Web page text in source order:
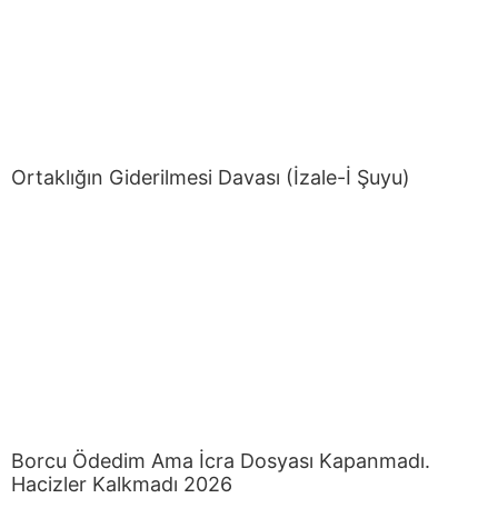
Ortaklığın Giderilmesi Davası (İzale-İ Şuyu)
Borcu Ödedim Ama İcra Dosyası Kapanmadı.
Hacizler Kalkmadı 2026